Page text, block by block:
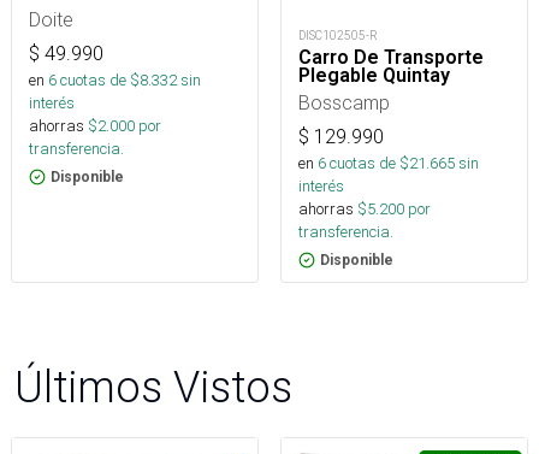
Doite
$ 49.990
en 6cuotas de $8.332sin
interés
ahorras $2.000 por
transferencia.
Disponible
DISC102505-R
Carro De Transporte
Plegable Quintay
Bosscamp
$ 129.990
en 6cuotas de $21.665sin
interés
ahorras $5.200 por
transferencia.
Disponible
Últimos Vistos